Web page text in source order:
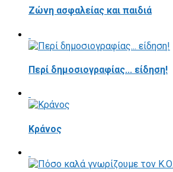
Ζώνη ασφαλείας και παιδιά
Περί δημοσιογραφίας... είδηση!
Κράνος